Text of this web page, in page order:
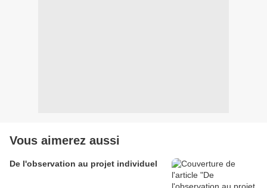
Vous aimerez aussi
De l'observation au projet individuel